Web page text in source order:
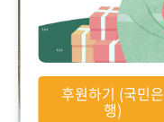
후원하기 (국민은
행)